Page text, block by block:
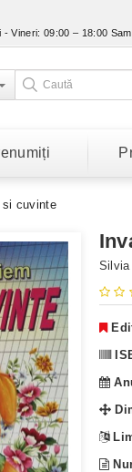
- Vineri: 09:00 – 18:00
si cuvinte
Silvia